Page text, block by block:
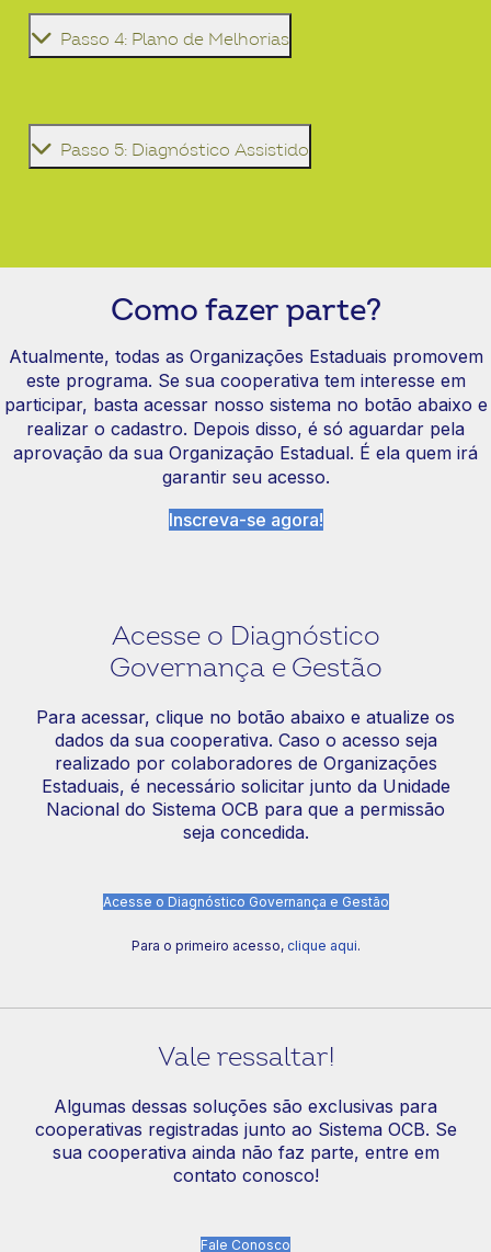
Passo 4: Plano de Melhorias
Passo 5: Diagnóstico Assistido
Como fazer parte?
Atualmente, todas as Organizações Estaduais promovem
este programa. Se sua cooperativa tem interesse em
participar, basta acessar nosso sistema no botão abaixo e
realizar o cadastro. Depois disso, é só aguardar pela
aprovação da sua Organização Estadual. É ela quem irá
garantir seu acesso.
Inscreva-se agora!
Acesse o Diagnóstico
Governança e Gestão
Para acessar, clique no botão abaixo e atualize os
dados da sua cooperativa. Caso o acesso seja
realizado por colaboradores de Organizações
Estaduais, é necessário solicitar junto da Unidade
Nacional do Sistema OCB para que a permissão
seja concedida.
Acesse o Diagnóstico Governança e Gestão
Para o primeiro acesso, clique aqui.
Vale ressaltar!
Algumas dessas soluções são exclusivas para
cooperativas registradas junto ao Sistema OCB. Se
sua cooperativa ainda não faz parte, entre em
contato conosco!
Fale Conosco